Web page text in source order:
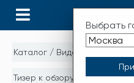
Выбрать
Каталог / Видео
Тизер к обзору инженерных